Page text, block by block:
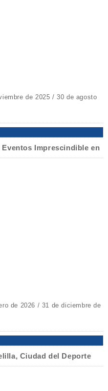
de 2025 / 30 de agosto
Imprescindible en
de 2026 / 31 de diciembre de
Ciudad del Deporte